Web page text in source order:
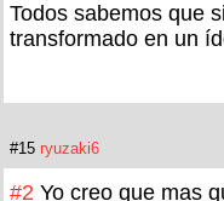
Todos sabemos que
transformado en un
#15 ryuzaki6
#2 Yo creo que mas